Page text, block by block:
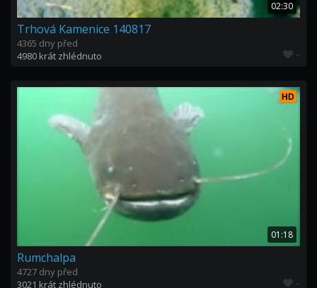
02:30
Trhová Kamenice 140817
4365 dny před
4980 krát zhlédnuto
-
HD
01:18
Rumchalpa
4727 dny před
3021 krát zhlédnuto
-